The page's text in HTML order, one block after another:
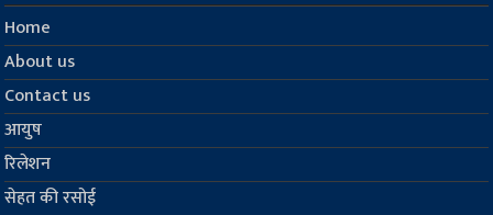
Home
About us
Contact us
आयुष
रिलेशन
सेहत की रसोई